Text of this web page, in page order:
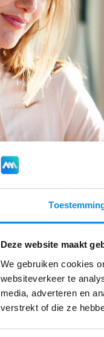
Deze website maakt
We gebruiken cookies
websiteverkeer te
media, adverteren en
verstrekt of die ze